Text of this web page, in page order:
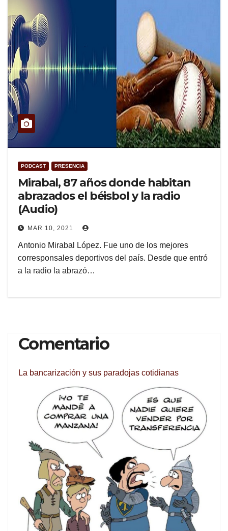
PODCAST PRESENCIA
Mirabal, 87 años donde habitan
abrazados el béisbol y la radio
(Audio)
MAR 10, 2021
Antonio Mirabal López. Fue uno de los mejores
corresponsales deportivos del país. Desde que entró
a la radio la abrazó…
Comentario
La bancarización y sus paradojas cotidianas